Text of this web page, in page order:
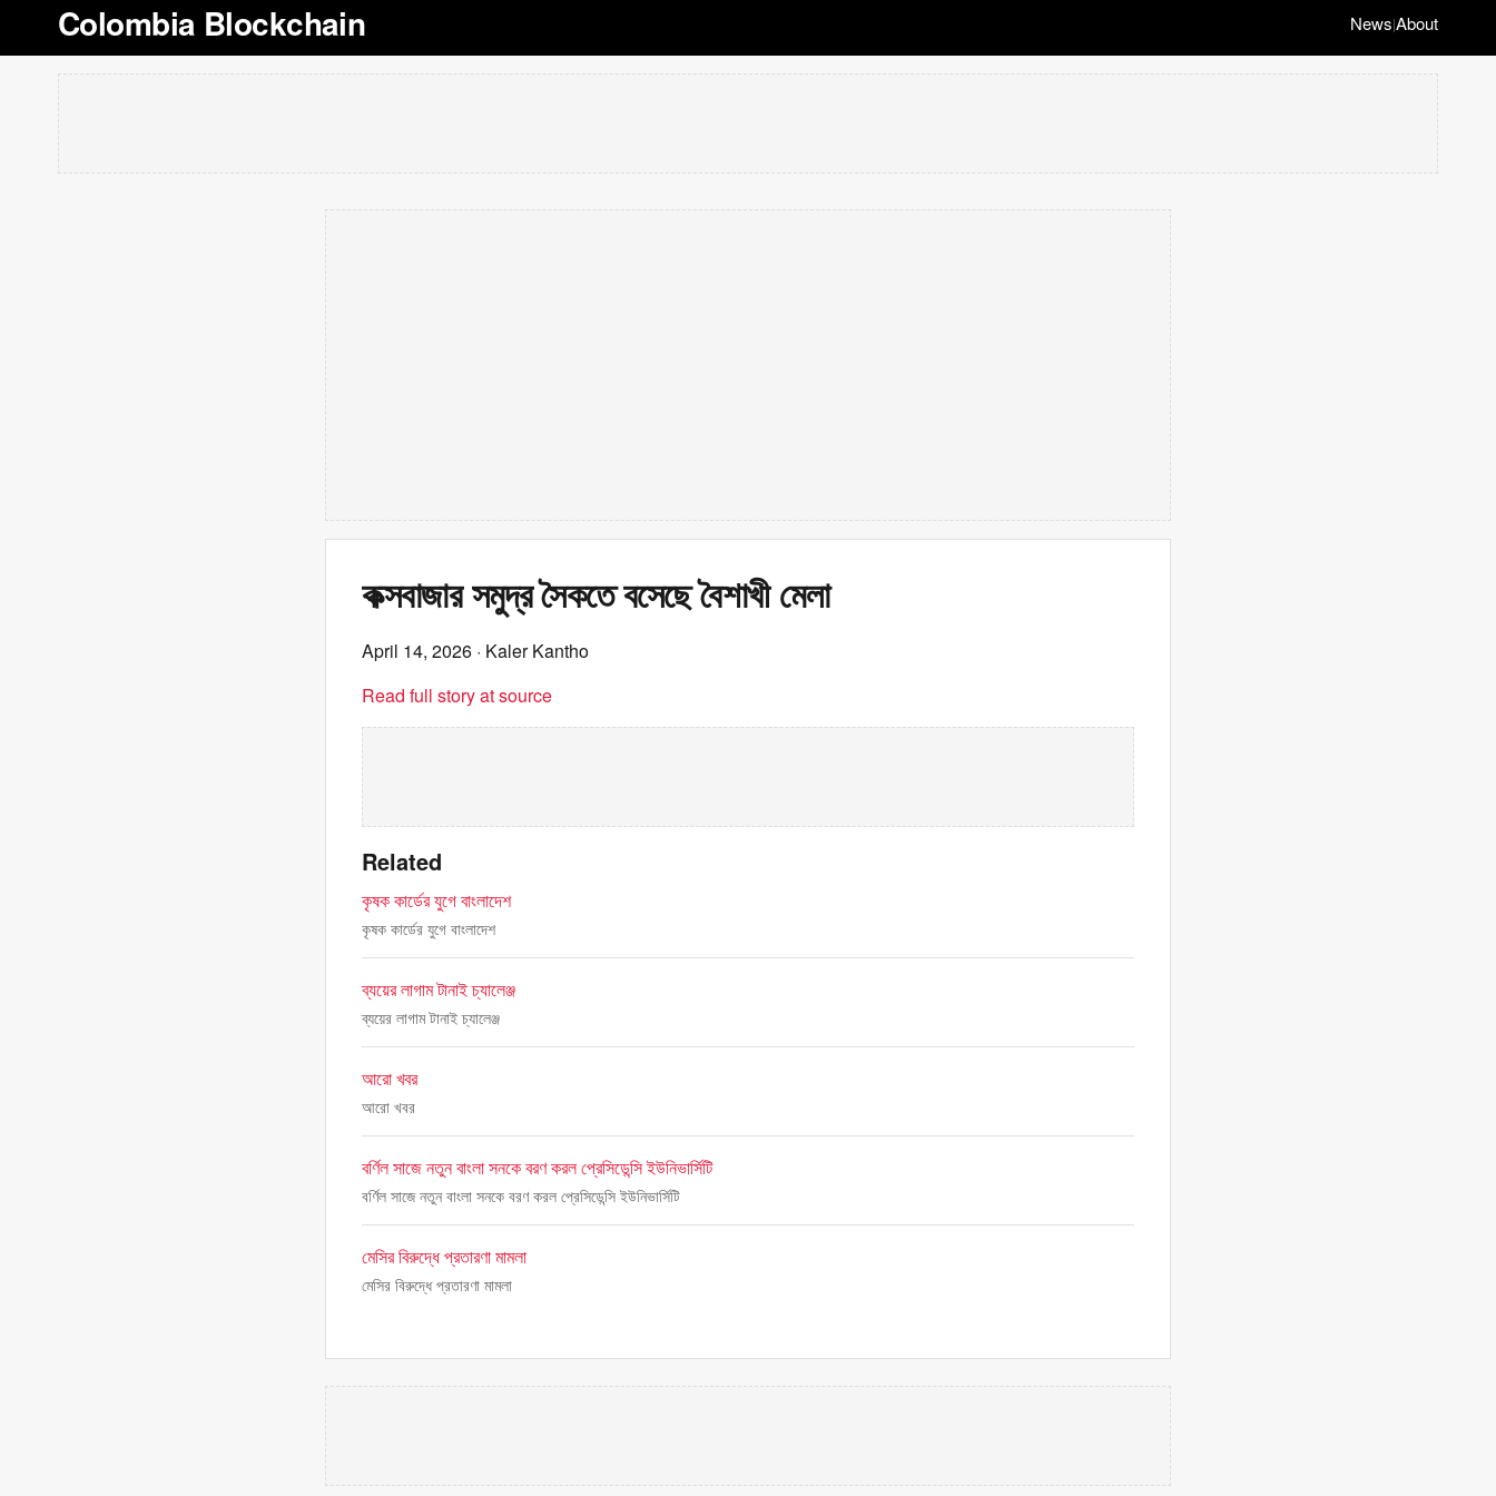
Colombia Blockchain News|About
কক্সবাজার সমুদ্র সৈকতে বসেছে বৈশাখী মেলা
April 14, 2026 · Kaler Kantho
Read full story at source
Related
কৃষক কার্ডের যুগে বাংলাদেশ
কৃষক কার্ডের যুগে বাংলাদেশ
ব্যয়ের লাগাম টানাই চ্যালেঞ্জ
ব্যয়ের লাগাম টানাই চ্যালেঞ্জ
আরো খবর
আরো খবর
বর্ণিল সাজে নতুন বাংলা সনকে বরণ করল প্রেসিডেন্সি ইউনিভার্সিটি
বর্ণিল সাজে নতুন বাংলা সনকে বরণ করল প্রেসিডেন্সি ইউনিভার্সিটি
মেসির বিরুদ্ধে প্রতারণা মামলা
মেসির বিরুদ্ধে প্রতারণা মামলা